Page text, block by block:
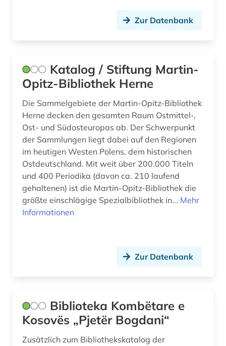
Zur Datenbank
Katalog / Stiftung Martin-
Opitz-Bibliothek Herne
Die Sammelgebiete der Martin-Opitz-Bibliothek
Herne decken den gesamten Raum Ostmittel-,
Ost- und Südosteuropas ab. Der Schwerpunkt
der Sammlungen liegt dabei auf den Regionen
im heutigen Westen Polens, dem historischen
Ostdeutschland. Mit weit über 200.000 Titeln
und 400 Periodika (davon ca. 210 laufend
gehaltenen) ist die Martin-Opitz-Bibliothek die
größte einschlägige Spezialbibliothek in... Mehr
Informationen
Zur Datenbank
Biblioteka Kombëtare e
Kosovës „Pjetër Bogdani“
Zusätzlich zum Bibliothekskatalog der